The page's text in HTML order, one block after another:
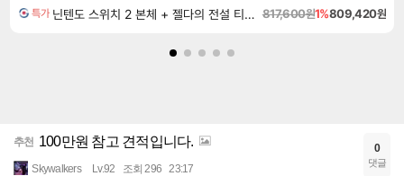
특가 닌텐도 스위치 2 본체 + 젤다의 전설 티어스 오브 더 킹덤 닌텐도 스위치 2 에디션 + 젤다의 전설 브레스 오브 더 와일드 닌텐도 스위치 2 에디션 번들 817,600원1%809,420원
추천 100만원 참고 견적입니다.
Skywalkers Lv.92 조회 296 23:17
0
댓글